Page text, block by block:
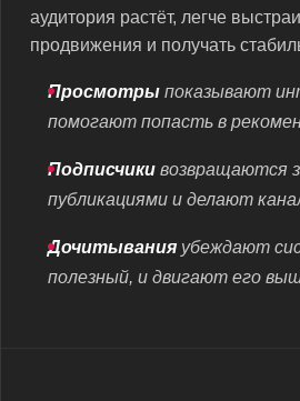
аудитория растёт, легче
продвижения и получать
Просмотры показывают
помогают попасть в
Подписчики возвращаются
публикациями и делают
Дочитывания убеждают
полезный, и двигают его